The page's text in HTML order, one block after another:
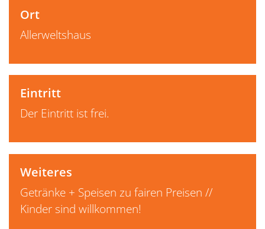
Ort
Allerweltshaus
Eintritt
Der Eintritt ist frei.
Weiteres
Getränke + Speisen zu fairen Preisen //
Kinder sind willkommen!